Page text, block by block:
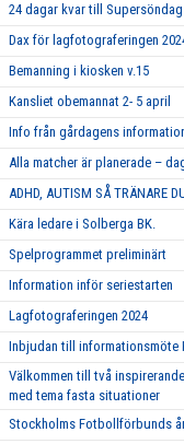
24 dagar kvar till Supersöndag
Dax för lagfotograferingen
Bemanning i kiosken v.15
Kansliet obemannat 2- 5 april
Info från gårdagens
Alla matcher är planerade –
ADHD, AUTISM SÅ TRÄNARE
Kära ledare i Solberga BK.
Spelprogrammet preliminärt
Information inför seriestarten
Lagfotograferingen 2024
Inbjudan till informationsmöte
Välkommen till två
med tema fasta situationer
Stockholms Fotbollförbunds